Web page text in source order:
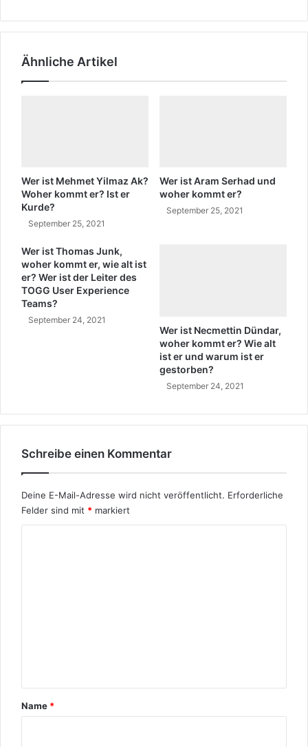
k
o
m
i
e
a
i
s
t
e
r
C
r
i
n
g
t
t
Ähnliche Artikel
Wer ist Mehmet Yilmaz Ak?
Woher kommt er? Ist er
Kurde?
September 25, 2021
Wer ist Aram Serhad und
woher kommt er?
September 25, 2021
Wer ist Thomas Junk,
woher kommt er, wie alt ist
er? Wer ist der Leiter des
TOGG User Experience
Teams?
September 24, 2021
Wer ist Necmettin Dündar,
woher kommt er? Wie alt
ist er und warum ist er
gestorben?
September 24, 2021
Schreibe einen Kommentar
Deine E-Mail-Adresse wird nicht veröffentlicht. Erforderliche
Felder sind mit * markiert
rName *